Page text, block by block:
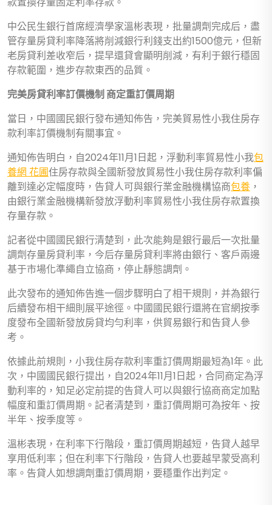
中公民生銀行首席經濟學家溫彬表現，批量調劑完成后，盡
管存量房貸利率降落將削減銀行利錢支出約1500億元，但新
老房貸利差收窄后，提早還貸會顯明削減，有利于銀行穩固
存款範圍，進步存款東西的品質。
完美房貸利率訂價機制 商定重訂價周期
當日，中國國民銀行發布通知佈告，完美貿易性小我住房存
款利率訂價機制有關事宜。
通知佈告明白，自2024年11月1日起，浮動利率貿易性小我包
養網 花圃住房存款與全國新發放貿易性小我住房存款利率偏
離到達必定幅度時，告貸人可與銀行業金融機構協商包養 ，
由銀行業金融機構新發放浮動利率貿易性小我住房存款置換
存量存款。
記者從中國國民銀行清楚到，此次能夠是銀行最后一次批量
調劑存量房貸利率，今后存量房貸利率將由銀行、客戶兩邊
基于市場化準繩自立協商，停止靜態調劑。
此次發布的通知佈告進一個步驟明白了相干規則，并為銀行
后續發布相干細則展平途徑。中國國民銀行還將在官網按季
度發布全國新發放房貸均勻利率，供貿易銀行和告貸人參
考。
依據此前規則，小我住房存款利率重訂價周期最短為1年。此
次，中國國民銀行提出，自2024年11月1日起，合同商定為浮
動利率的，知足必定前提的告貸人可以與銀行協商商定加點
幅度和重訂價周期。記者清楚到，重訂價周期可為按年、按
半年、按季度等。
溫彬表現，在利率下行階段，重訂價周期越短，告貸人越早
享用低利率；但在利率下行階段，告貸人也要越早蒙受高利
率。告貸人如想調劑重訂價周期，要穩重作出判定。